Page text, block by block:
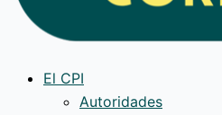
El CPI
Autoridades